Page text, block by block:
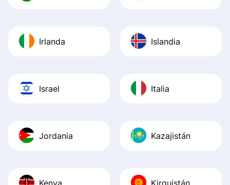
Irlanda Islandia
Israel Italia
Jordania Kazajistán
Kenya Kirguistán